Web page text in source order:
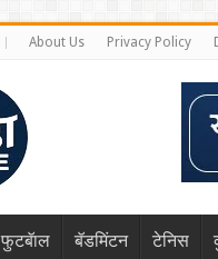
About Us Privacy Policy
फुटबॅाल बॅडमिंटन टेनिस